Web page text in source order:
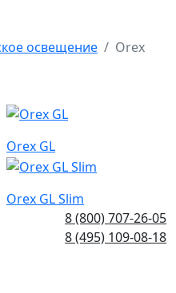
освещение
Orex
Orex GL
Orex GL Slim
8 (800) 707-26-05
8 (495) 109-08-18